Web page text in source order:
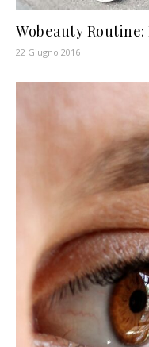
Wobeauty
22 Giugno 2016